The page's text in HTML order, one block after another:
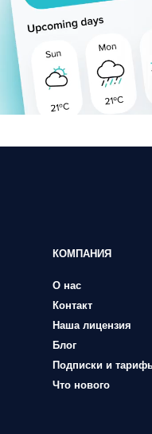
КОМПАНИЯ
О нас
Контакт
Наша лицензия
Блог
Подписки и
Что нового